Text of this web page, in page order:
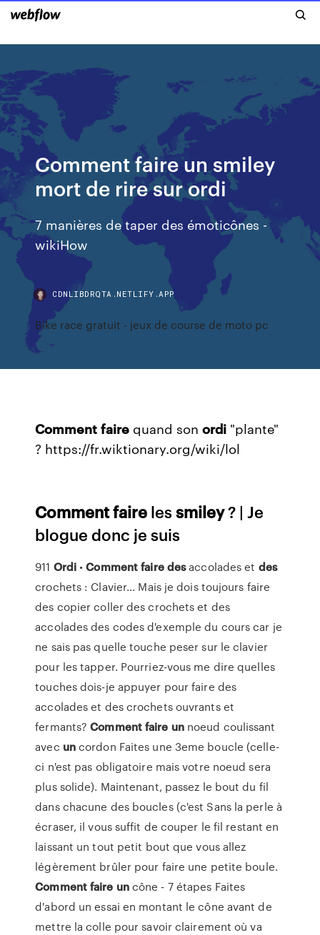
Comment faire un smiley
mort de rire sur ordi
7 manières de taper des émoticônes -
wikiHow
CDNLIBDRQTA.NETLIFY.APP
Bike race gratuit - jeux de course de moto pc
Comment faire quand sonordi "plante"
? https://fr.wiktionary.org/wiki/lol
Commentfaire lessmiley? | Je
blogue donc je suis
911 Ordi •Comment faire desaccolades et des
crochets : Clavier... Mais je dois toujours faire
des copier coller des crochets et des
accolades des codes d'exemple du cours car je
ne sais pas quelle touche peser sur le clavier
pour les tapper. Pourriez-vous me dire quelles
touches dois-je appuyer pour faire des
accolades et des crochets ouvrants et
fermants?Commentfaire unnoeud coulissant
avec uncordon Faites une 3eme boucle (celle-
ci n'est pas obligatoire mais votre noeud sera
plus solide). Maintenant, passez le bout du fil
dans chacune des boucles (c'est Sans la perle à
écraser, il vous suffit de couper le fil restant en
laissant un tout petit bout que vous allez
légèrement brûler pour faire une petite boule.
Commentfaire uncône - 7 étapes Faites
d'abord un essai en montant le cône avant de
mettre la colle pour savoir clairement où va